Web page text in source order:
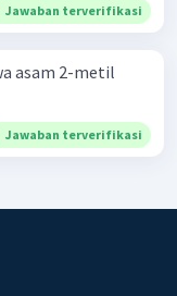
Jawaban terverifikasi
asam 2-metil
Jawaban terverifikasi